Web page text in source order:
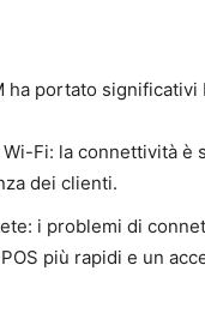
ha portato
Fi: la connettività è
dei clienti.
i problemi di
più rapidi e un